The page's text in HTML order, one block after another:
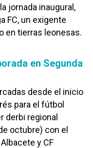
jornada inaugural,
FC, un exigente
en tierras leonesas.
en Segunda
desde el inicio
para el fútbol
derbi regional
octubre) con el
y CF